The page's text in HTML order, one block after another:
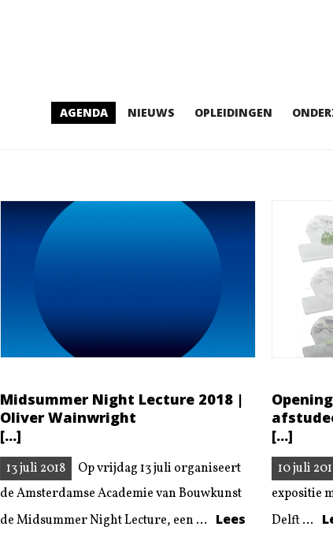
AGENDA NIEUWS OPLEIDINGEN
Midsummer Night Lecture 2018 |
Oliver Wainwright
[...]
13 juli 2018
Op vrijdag 13 juli organiseert
de Amsterdamse Academie van Bouwkunst
de Midsummer Night Lecture, een ... Lees
[...]
10 juli
expositie
Delft ...